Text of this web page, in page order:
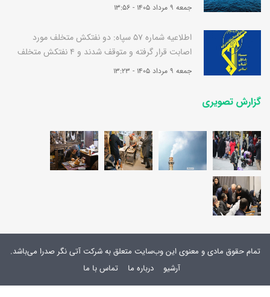
جمعه 9 مرداد 1405 - 13:56
اطلاعیه شماره 57 سپاه: دو نفتکش متخلف مورد
اصابت قرار گرفته و متوقف شدند و 4 نفتکش متخلف
به سرعت برگشتند
جمعه 9 مرداد 1405 - 13:23
گزارش تصویری
تمام حقوق مادی و معنوی این وب‌سایت متعلق به شرکت آتی نگر صدرا می‌باشد.
آرشیو
درباره ما تماس با ما